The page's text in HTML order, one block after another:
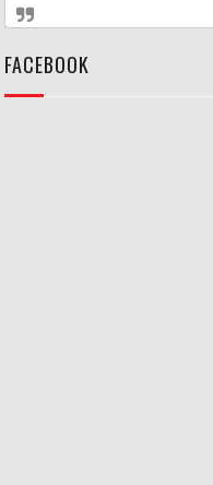
FACEBOOK